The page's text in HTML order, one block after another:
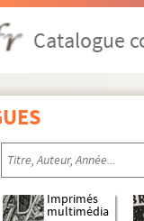
Catalogue
Imprimés
multimédia